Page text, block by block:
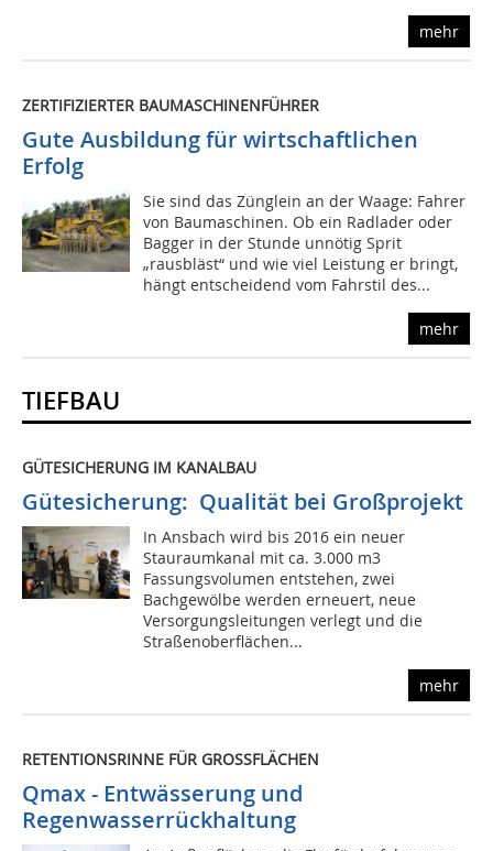
mehr
ZERTIFIZIERTER BAUMASCHINENFÜHRER
Gute Ausbildung für wirtschaftlichen
Erfolg
Sie sind das Zünglein an der Waage: Fahrer
von Baumaschinen. Ob ein Radlader oder
Bagger in der Stunde unnötig Sprit
„rausbläst“ und wie viel Leistung er bringt,
hängt entscheidend vom Fahrstil des...
mehr
TIEFBAU
GÜTESICHERUNG IM KANALBAU
Gütesicherung: Qualität bei Großprojekt
In Ansbach wird bis 2016 ein neuer
Stauraumkanal mit ca. 3.000 m3
Fassungsvolumen entstehen, zwei
Bachgewölbe werden erneuert, neue
Versorgungsleitungen verlegt und die
Straßenoberflächen...
mehr
RETENTIONSRINNE FÜR GROSSFLÄCHEN
Qmax - Entwässerung und
Regenwasserrückhaltung